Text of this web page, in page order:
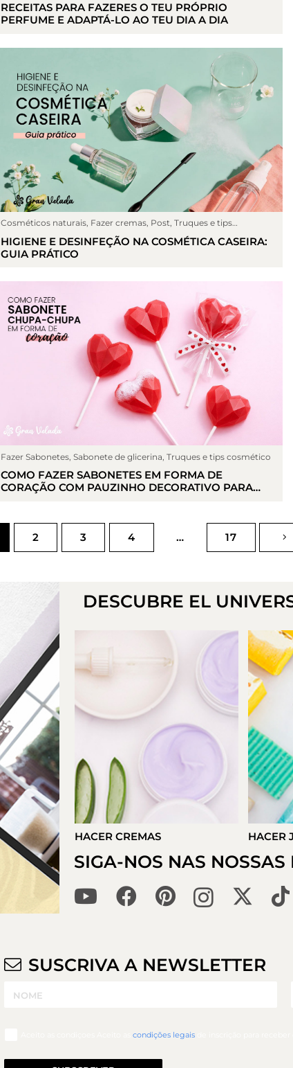
RECEITAS PARA FAZERES O TEU PRÓPRIO
PERFUME E ADAPTÁ-LO AO TEU DIA A DIA
Cosméticos naturais, Fazer cremas, Post, Truques e tips
cosmético
HIGIENE E DESINFEÇÃO NA COSMÉTICA CASEIRA:
GUIA PRÁTICO
Fazer Sabonetes, Sabonete de glicerina Truques e tips cosmético
COMO FAZER SABONETES EM FORMA DE
CORAÇÃO COM PAUZINHO DECORATIVO PARA
2 3 4 … 17
DESCUBRE EL
HACER JABONES HACER
SIGA-NOS NAS NOSSAS
SUSCRIVA A NEWSLETTER
Aceito as condiçoes Aceito ascondições legais